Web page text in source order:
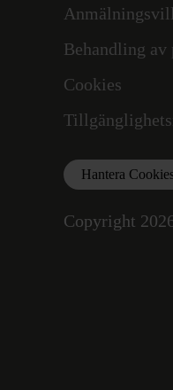
Behandling av
Cookies
Hantera
Copyright